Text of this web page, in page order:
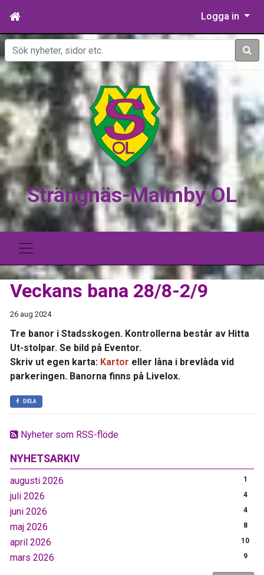
Logga in
Sök
Strängnäs-Malmby OL
Nyheter som RSS-flöde
NYHETSARKIV
augusti 2026 1
juli 2026 4
juni 2026 4
maj 2026 8
april 2026 10
mars 2026 9
Veckans bana 28/8-2/9
26 aug 2024
Tre banor i Stadsskogen. Kontrollerna består av Hitta
Ut-stolpar. Se bild på Eventor.
Skriv ut egen karta: Kartor eller låna i brevlåda vid
parkeringen. Banorna finns på Livelox.
DELA